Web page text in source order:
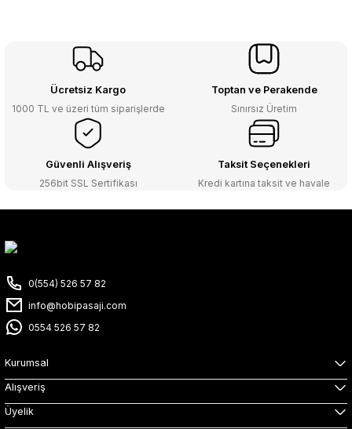
Ücretsiz Kargo
1000 TL ve üzeri tüm siparişlerde
Toptan ve Perakende
Sınırsız Üretim
Güvenli Alışveriş
256bit SSL Sertifikası
Taksit Seçenekleri
Kredi kartına taksit ve havale
0(554) 526 57 82
info@hobipasaji.com
0554 526 57 82
Kurumsal
Alışveriş
Üyelik